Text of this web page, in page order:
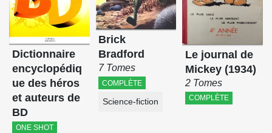
Dictionnaire
encyclopédiq
ue des héros
et auteurs de
BD
ONE SHOT
Brick
Bradford
7 Tomes
COMPLÈTE
Science-fiction
Le journal de
Mickey (1934)
2 Tomes
COMPLÈTE